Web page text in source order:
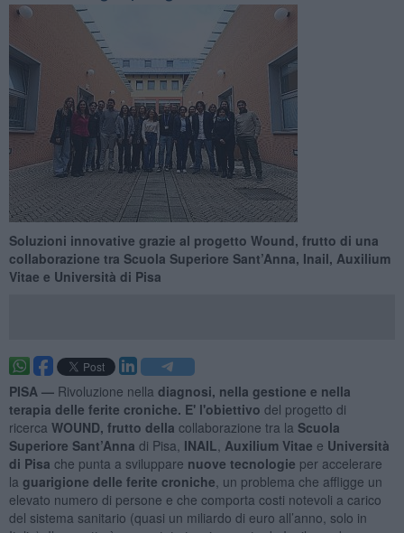
Soluzioni innovative grazie al progetto Wound, frutto di una
collaborazione tra Scuola Superiore Sant’Anna, Inail, Auxilium
Vitae e Università di Pisa
PISA — Rivoluzione nella diagnosi, nella gestione e nella
terapia delle ferite croniche. E' l'obiettivo del progetto di
ricerca WOUND, frutto della collaborazione tra la Scuola
Superiore Sant’Anna di Pisa, INAIL Auxilium Vitae e Università
di Pisa che punta a sviluppare nuove tecnologie per accelerare
la guarigione delle ferite croniche , un problema che affligge un
elevato numero di persone e che comporta costi notevoli a carico
del sistema sanitario (quasi un miliardo di euro all’anno, solo in